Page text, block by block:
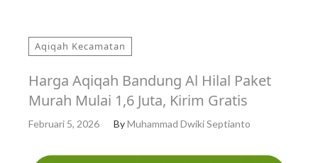
Aqiqah Kecamatan
Harga Aqiqah Bandung Al Hilal Paket
Murah Mulai 1,6 Juta, Kirim Gratis
Februari 5, 2026 ByMuhammad Dwiki Septianto